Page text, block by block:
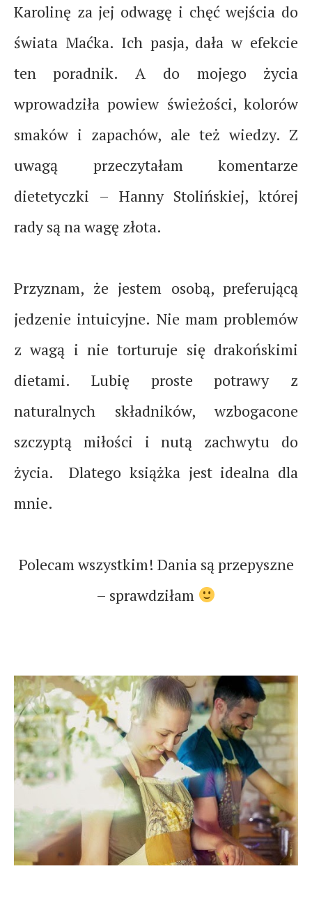
Karolinę za jej odwagę i chęć wejścia do
świata Maćka. Ich pasja, dała w efekcie
ten poradnik. A
do mojego życia
wprowadziła powiew świeżości, kolorów
smaków i zapachów, ale też wiedzy. Z
uwagą przeczytałam komentarze
dietetyczki – Hanny Stolińskiej, której
rady są na wagę złota.
Przyznam, że jestem osobą, preferującą
jedzenie intuicyjne. Nie mam problemów
z wagą i nie torturuje się drakońskimi
dietami. Lubię proste potrawy z
naturalnych składników, wzbogacone
szczyptą miłości i nutą zachwytu do
życia. Dlatego książka jest idealna dla
mnie.
Polecam wszystkim! Dania są przepyszne
– sprawdziłam